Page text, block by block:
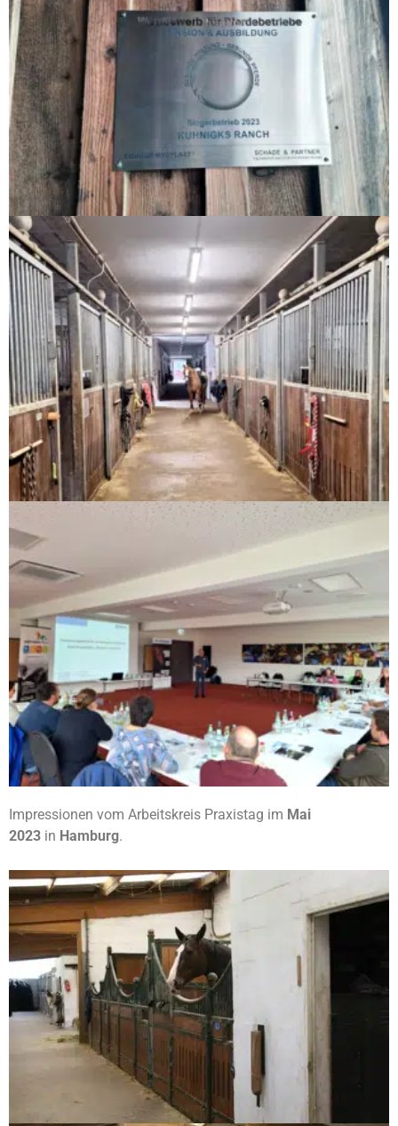
Impressionen vom Arbeitskreis Praxistag im Mai
2023 in Hamburg.